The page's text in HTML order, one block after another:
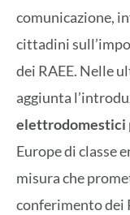
comunicazione,
cittadini
dei RAEE. Nelle
aggiunta
elettrodomestici
Europe di classe
misura che
conferimento dei